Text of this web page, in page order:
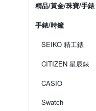
精品/黃金/珠寶/手錶
手錶/時鐘
SEIKO 精工錶
CITIZEN 星辰錶
CASIO
Swatch